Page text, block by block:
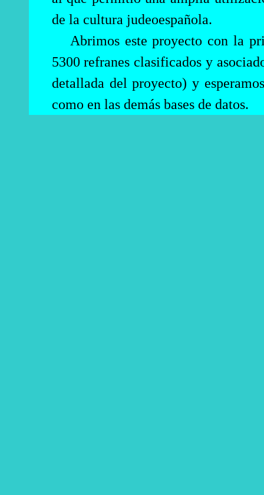
de la cultura judeoespañola.
Abrimos este proyecto con la
5300 refranes clasificados y
detallada del proyecto) y
como en las demás bases de datos.